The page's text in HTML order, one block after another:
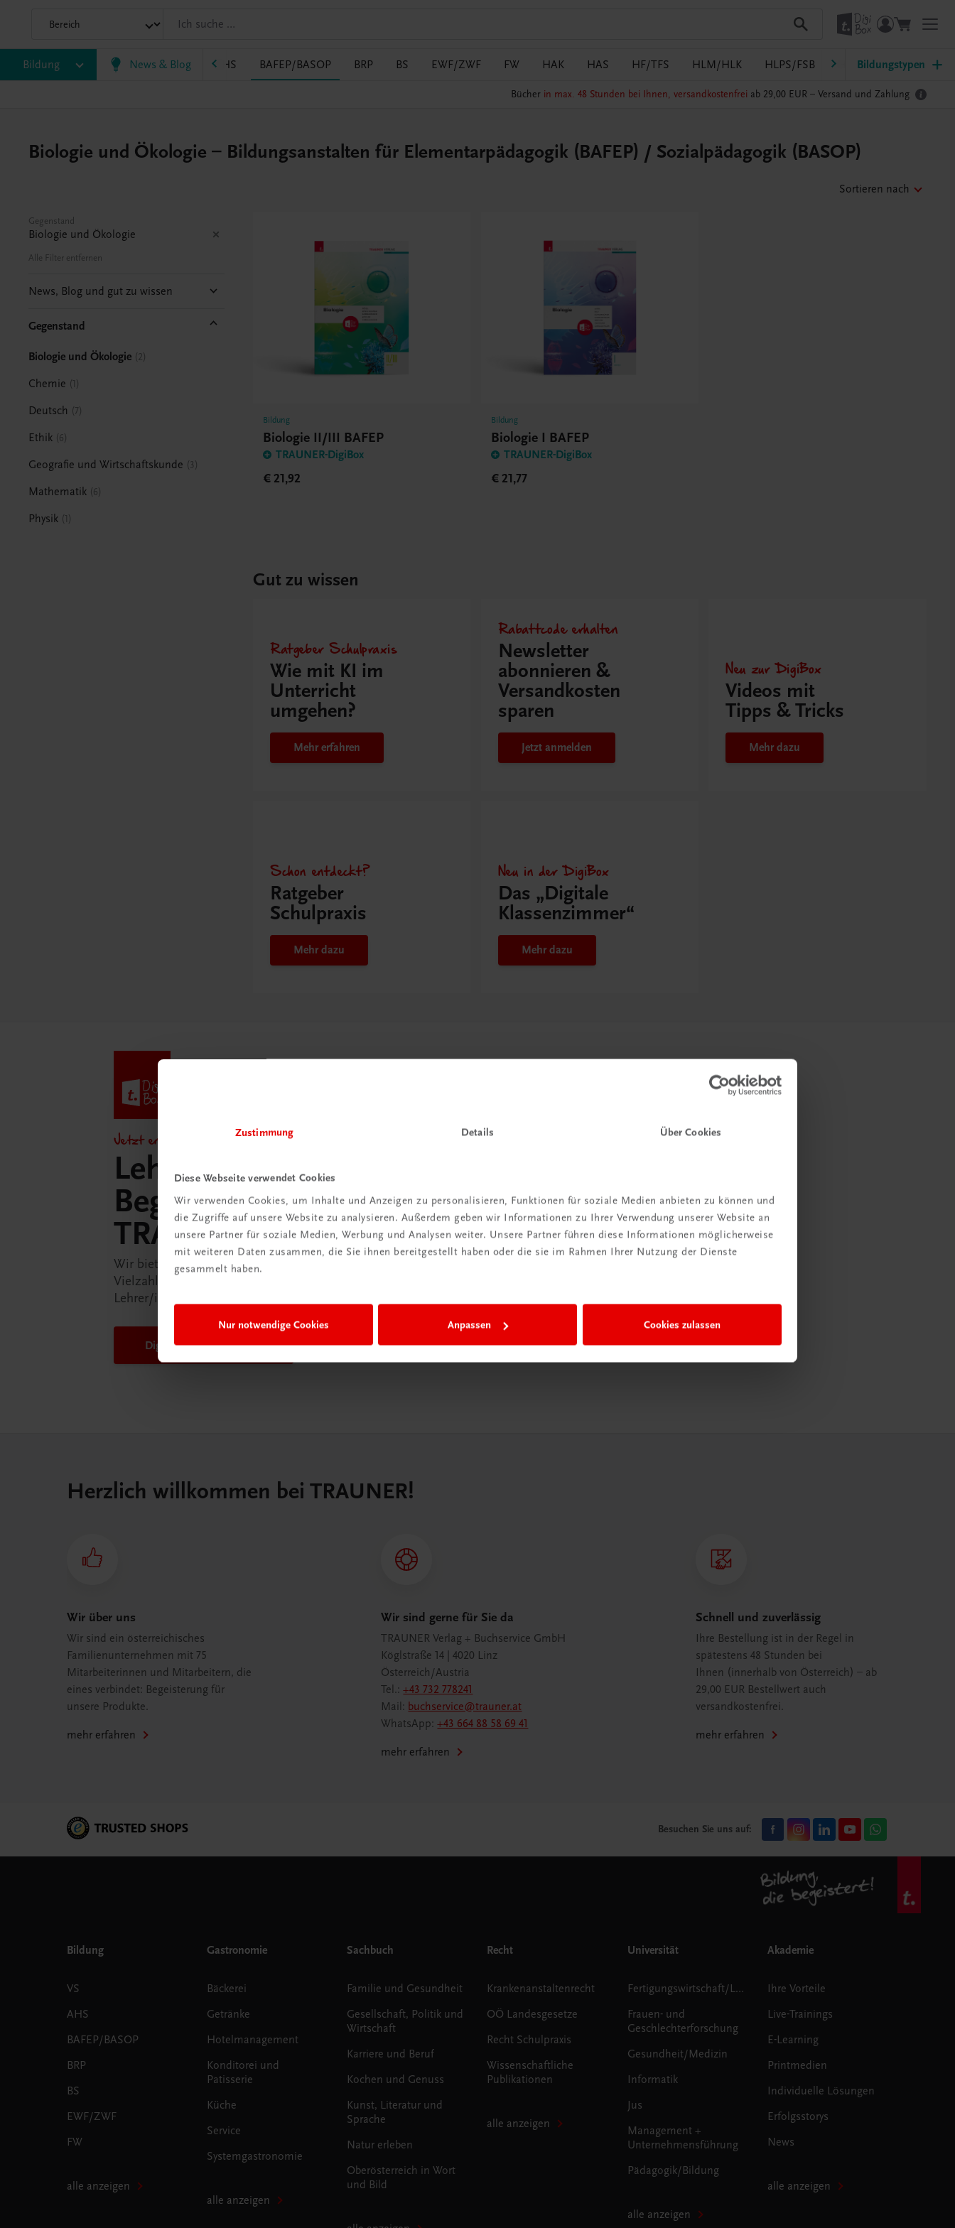
Zustimmung Details Über Cookies
Diese Webseite verwendet Cookies
Wir verwenden Cookies, um Inhalte und Anzeigen zu personalisieren, Funktionen für soziale Medien anbieten zu können und
die Zugriffe auf unsere Website zu analysieren. Außerdem geben wir Informationen zu Ihrer Verwendung unserer Website an
unsere Partner für soziale Medien, Werbung und Analysen weiter. Unsere Partner führen diese Informationen möglicherweise
mit weiteren Daten zusammen, die Sie ihnen bereitgestellt haben oder die sie im Rahmen Ihrer Nutzung der Dienste
gesammelt haben.
Nur notwendige Cookies Anpassen Cookies zulassen
Bildung News & Blog
VS AHS BAFEP/BASOP BRP BS EWF/ZWF FW HAK HAS HF/TFS HLM/HLK HLPS/FSB HLT/Kolleg HLW
Bildungstypen
Bücher in max. 48 Stunden bei Ihnen, versandkostenfrei ab 29,00 EUR – Versand und Zahlung
Biologie und Ökologie – Bildungsanstalten für Elementarpädagogik (BAFEP) / Sozialpädagogik (BASOP)
Sortieren nach
Gegenstand
Biologie und Ökologie
Alle Filter entfernen
News, Blog und gut zu wissen
Gegenstand
Biologie und Ökologie 2
Chemie 1
Deutsch 7
Ethik 6
Geografie und Wirtschaftskunde 3
Mathematik 6
Physik 1
Bildung
Biologie II/III BAFEP
TRAUNER-DigiBox
€ 21,92
Bildung
Biologie I BAFEP
TRAUNER-DigiBox
€ 21,77
Gut zu wissen
Ratgeber Schulpraxis
Wie mit KI im
Unterricht
umgehen?
Mehr erfahren
Rabattcode erhalten
Newsletter
abonnieren &
Versandkosten
sparen
Jetzt anmelden
Neu zur DigiBox
Videos mit
Tipps & Tricks
Mehr dazu
Schon entdeckt?
Ratgeber
Schulpraxis
Mehr dazu
Neu in der DigiBox
Das „Digitale
Klassenzimmer“
Mehr dazu
Jetzt entdecken!
Lehrer/innen-
Begleitpakete in der
TRAUNER-DigiBox
Wir bieten Ihnen in der TRAUNER-DigiBox eine
Vielzahl an Services an, die Ihr Leben als
Lehrer/in ein Stück einfacher machen.
DigiBox für Lehrer/innen
Herzlich willkommen bei TRAUNER!
Wir über uns
Wir sind ein österreichisches
Familienunternehmen mit 75
Mitarbeiterinnen und Mitarbeitern, die
eines verbindet: Begeisterung für
unsere Produkte.
mehr erfahren
Wir sind gerne für Sie da
TRAUNER Verlag + Buchservice GmbH
Köglstraße 14 | 4020 Linz
Österreich/Austria
Tel.:+43 732 778241
Mail: buchservice@trauner.at
WhatsApp:+43 664 88 58 69 41
mehr erfahren
Schnell und zuverlässig
Ihre Bestellung ist in der Regel in
spätestens 48 Stunden bei
Ihnen (innerhalb von Österreich) – ab
29,00 EUR Bestellwert auch
versandkostenfrei.
mehr erfahren
Besuchen Sie uns auf:
Bildung
VS
AHS
BAFEP/BASOP
BRP
BS
EWF/ZWF
FW
alle anzeigen
Gastronomie
Bäckerei
Getränke
Hotelmanagement
Konditorei und
Patisserie
Küche
Service
Systemgastronomie
alle anzeigen
Sachbuch
Familie und Gesundheit
Gesellschaft, Politik und
Wirtschaft
Karriere und Beruf
Kochen und Genuss
Kunst, Literatur und
Sprache
Natur erleben
Oberösterreich in Wort
und Bild
Recht
Krankenanstaltenrecht
OÖ Landesgesetze
Recht Schulpraxis
Wissenschaftliche
Publikationen
alle anzeigen
Universität
Fertigungswirtschaft/Logistik
Frauen- und
Geschlechterforschung
Gesundheit/Medizin
Informatik
Jus
Management +
Unternehmensführung
Pädagogik/Bildung
alle anzeigen
Akademie
Ihre Vorteile
Live-Trainings
E-Learning
Printmedien
Individuelle Lösungen
Erfolgsstorys
News
alle anzeigen